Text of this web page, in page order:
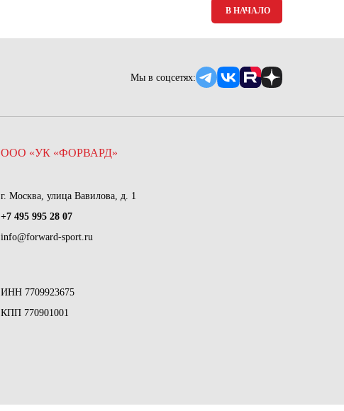
В НАЧАЛО
Мы в соцсетях:
ООО «УК «ФОРВАРД»
г. Москва, улица Вавилова, д. 1
+7 495 995 28 07
info@forward-sport.ru
ИНН 7709923675
КПП 770901001